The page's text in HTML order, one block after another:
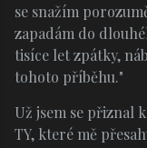
se snažím
zapadám do
tisíce let zpátky,
tohoto příběhu."
Už jsem se přiznal
TY, které mě